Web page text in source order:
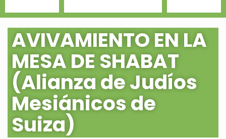
AVIVAMIENTO EN LA
MESA DE SHABAT
(Alianza de Judíos
Mesiánicos de
Suiza)